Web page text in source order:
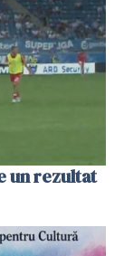
un rezultat